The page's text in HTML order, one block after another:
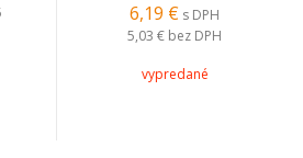
6,19 € s DPH
5,03 € bez DPH
vypredané